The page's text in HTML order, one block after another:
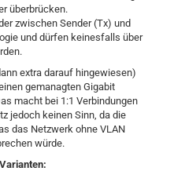
überbrücken.
zwischen Sender (Tx) und
und dürfen keinesfalls über
extra darauf hingewiesen)
gemanagten Gigabit
macht bei 1:1 Verbindungen
jedoch keinen Sinn, da die
das Netzwerk ohne VLAN
würde.